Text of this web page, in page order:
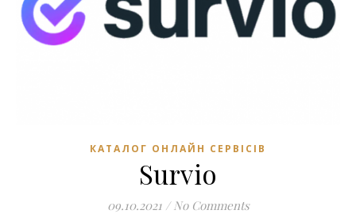
КАТАЛОГ ОНЛАЙН СЕРВІСІВ
Survio
09.10.2021 / No Comments